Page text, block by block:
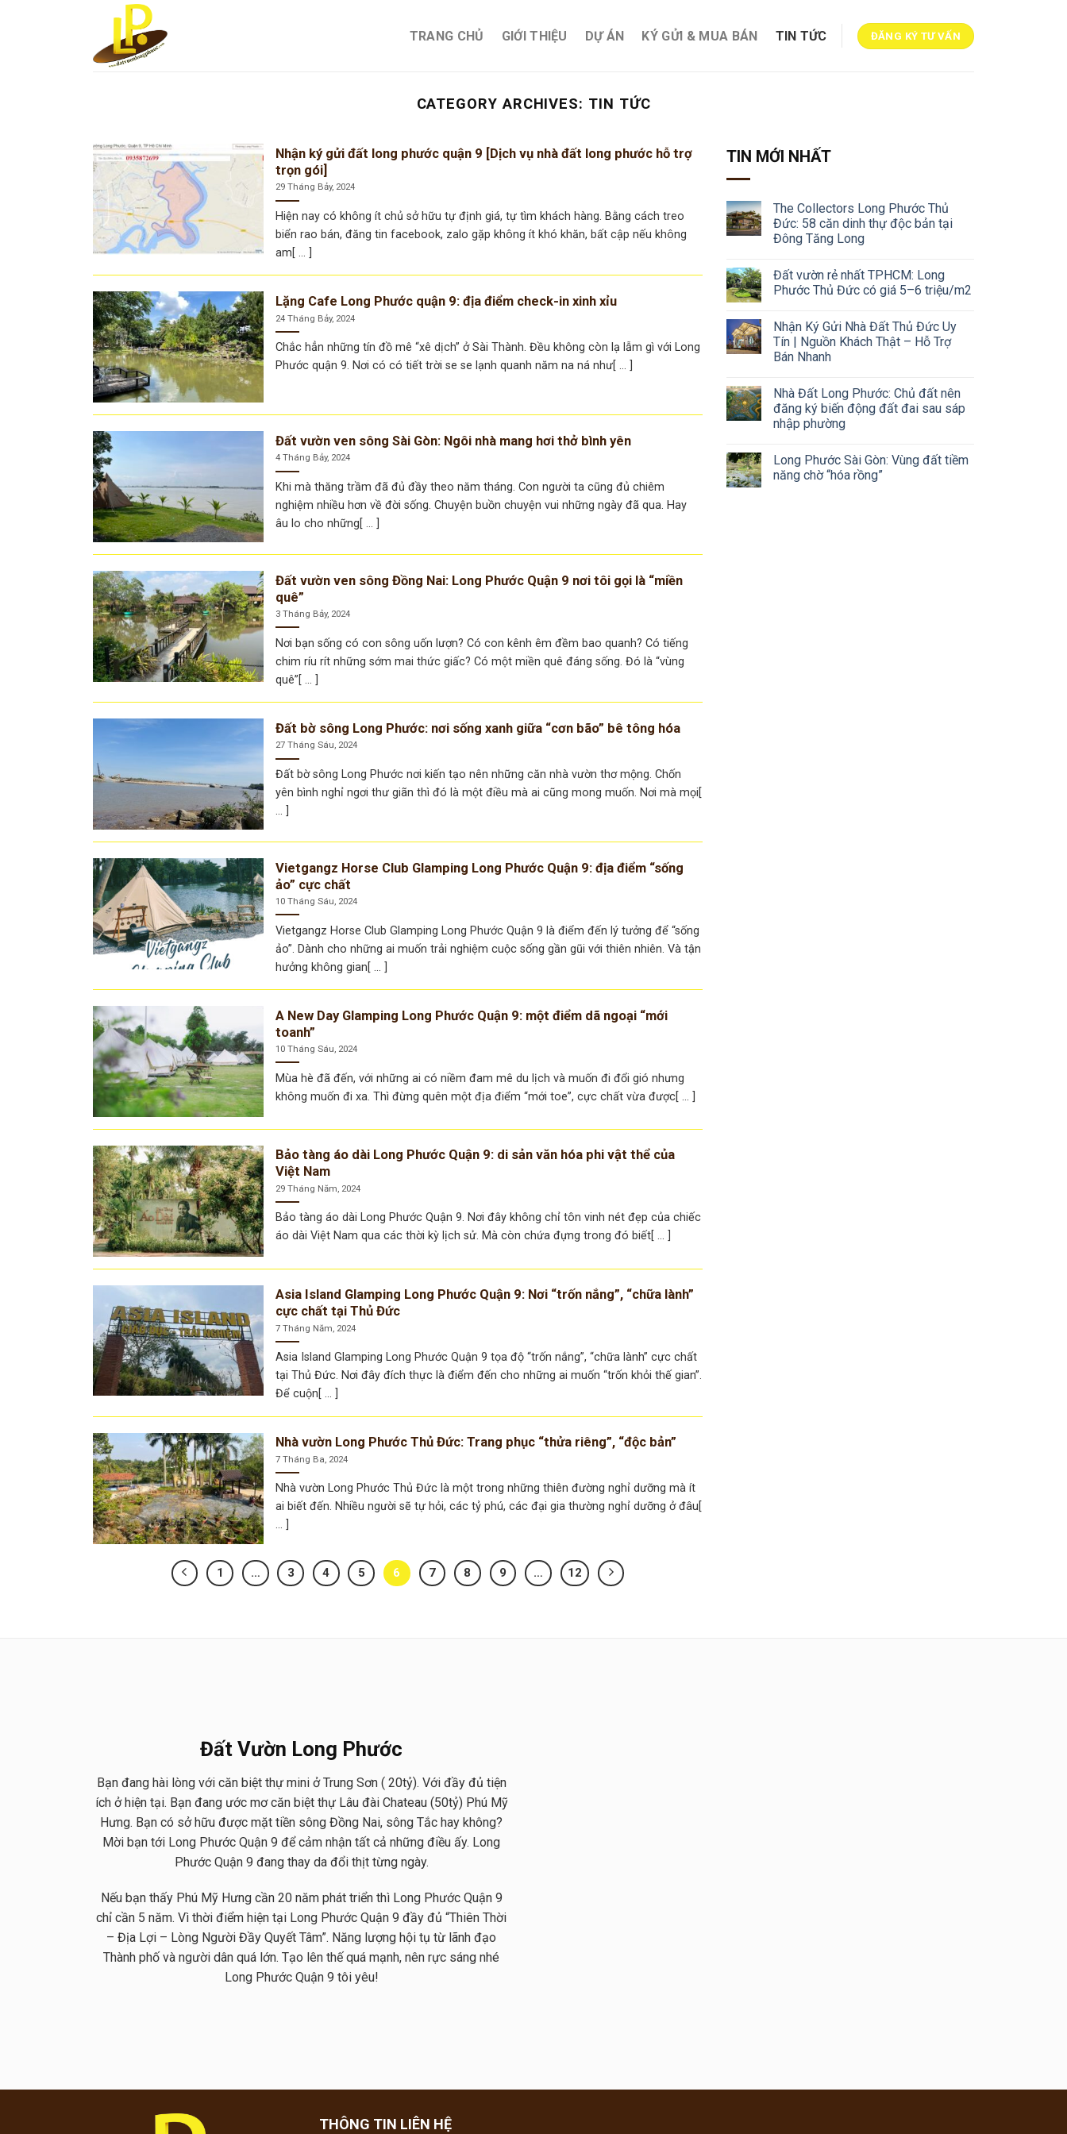
TRANG CHỦ GIỚI THIỆU DỰ ÁN KÝ GỬI & MUA BÁN TIN TỨC ĐĂNG KÝ TƯ VẤN
CATEGORY ARCHIVES: TIN TỨC
Nhận ký gửi đất long phước quận 9 [Dịch vụ nhà đất long phước hỗ trợ
trọn gói]
29 Tháng Bảy, 2024
Hiện nay có không ít chủ sở hữu tự định giá, tự tìm khách hàng. Bằng cách treo
biển rao bán, đăng tin facebook, zalo gặp không ít khó khăn, bất cập nếu không
am[ ... ]
Lặng Cafe Long Phước quận 9: địa điểm check-in xinh xỉu
24 Tháng Bảy, 2024
Chắc hẳn những tín đồ mê “xê dịch” ở Sài Thành. Đều không còn lạ lẫm gì với Long
Phước quận 9. Nơi có có tiết trời se se lạnh quanh năm na ná như[ ... ]
Đất vườn ven sông Sài Gòn: Ngôi nhà mang hơi thở bình yên
4 Tháng Bảy, 2024
Khi mà thăng trầm đã đủ đầy theo năm tháng. Con người ta cũng đủ chiêm
nghiệm nhiều hơn về đời sống. Chuyện buồn chuyện vui những ngày đã qua. Hay
âu lo cho những[ ... ]
Đất vườn ven sông Đồng Nai: Long Phước Quận 9 nơi tôi gọi là “miền
quê”
3 Tháng Bảy, 2024
Nơi bạn sống có con sông uốn lượn? Có con kênh êm đềm bao quanh? Có tiếng
chim ríu rít những sớm mai thức giấc? Có một miền quê đáng sống. Đó là “vùng
quê”[ ... ]
Đất bờ sông Long Phước: nơi sống xanh giữa “cơn bão” bê tông hóa
27 Tháng Sáu, 2024
Đất bờ sông Long Phước nơi kiến tạo nên những căn nhà vườn thơ mộng. Chốn
yên bình nghỉ ngơi thư giãn thì đó là một điều mà ai cũng mong muốn. Nơi mà mọi[
... ]
Vietgangz Horse Club Glamping Long Phước Quận 9: địa điểm “sống
ảo” cực chất
10 Tháng Sáu, 2024
Vietgangz Horse Club Glamping Long Phước Quận 9 là điểm đến lý tưởng để “sống
ảo”. Dành cho những ai muốn trải nghiệm cuộc sống gần gũi với thiên nhiên. Và tận
hưởng không gian[ ... ]
A New Day Glamping Long Phước Quận 9: một điểm dã ngoại “mới
toanh”
10 Tháng Sáu, 2024
Mùa hè đã đến, với những ai có niềm đam mê du lịch và muốn đi đổi gió nhưng
không muốn đi xa. Thì đừng quên một địa điểm “mới toe”, cực chất vừa được[ ... ]
Bảo tàng áo dài Long Phước Quận 9: di sản văn hóa phi vật thể của
Việt Nam
29 Tháng Năm, 2024
Bảo tàng áo dài Long Phước Quận 9. Nơi đây không chỉ tôn vinh nét đẹp của chiếc
áo dài Việt Nam qua các thời kỳ lịch sử. Mà còn chứa đựng trong đó biết[ ... ]
Asia Island Glamping Long Phước Quận 9: Nơi “trốn nắng”, “chữa lành”
cực chất tại Thủ Đức
7 Tháng Năm, 2024
Asia Island Glamping Long Phước Quận 9 tọa độ “trốn nắng”, “chữa lành” cực chất
tại Thủ Đức. Nơi đây đích thực là điểm đến cho những ai muốn “trốn khỏi thế gian”.
Để cuộn[ ... ]
Nhà vườn Long Phước Thủ Đức: Trang phục “thửa riêng”, “độc bản”
7 Tháng Ba, 2024
Nhà vườn Long Phước Thủ Đức là một trong những thiên đường nghỉ dưỡng mà ít
ai biết đến. Nhiều người sẽ tự hỏi, các tỷ phú, các đại gia thường nghỉ dưỡng ở đâu[
... ]
1 … 3 4 5 6 7 8 9 … 12
TIN MỚI NHẤT
The Collectors Long Phước Thủ
Đức: 58 căn dinh thự độc bản tại
Đông Tăng Long
Đất vườn rẻ nhất TPHCM: Long
Phước Thủ Đức có giá 5–6 triệu/m2
Nhận Ký Gửi Nhà Đất Thủ Đức Uy
Tín | Nguồn Khách Thật – Hỗ Trợ
Bán Nhanh
Nhà Đất Long Phước: Chủ đất nên
đăng ký biến động đất đai sau sáp
nhập phường
Long Phước Sài Gòn: Vùng đất tiềm
năng chờ “hóa rồng”
Đất Vườn Long Phước
Bạn đang hài lòng với căn biệt thự mini ở Trung Sơn ( 20tỷ). Với đầy đủ tiện
ích ở hiện tại. Bạn đang ước mơ căn biệt thự Lâu đài Chateau (50tỷ) Phú Mỹ
Hưng. Bạn có sở hữu được mặt tiền sông Đồng Nai, sông Tắc hay không?
Mời bạn tới Long Phước Quận 9 để cảm nhận tất cả những điều ấy. Long
Phước Quận 9 đang thay da đổi thịt từng ngày.
Nếu bạn thấy Phú Mỹ Hưng cần 20 năm phát triển thì Long Phước Quận 9
chỉ cần 5 năm. Vì thời điểm hiện tại Long Phước Quận 9 đầy đủ “Thiên Thời
– Địa Lợi – Lòng Người Đầy Quyết Tâm”. Năng lượng hội tụ từ lãnh đạo
Thành phố và người dân quá lớn. Tạo lên thế quá mạnh, nên rực sáng nhé
Long Phước Quận 9 tôi yêu!
THÔNG TIN LIÊN HỆ